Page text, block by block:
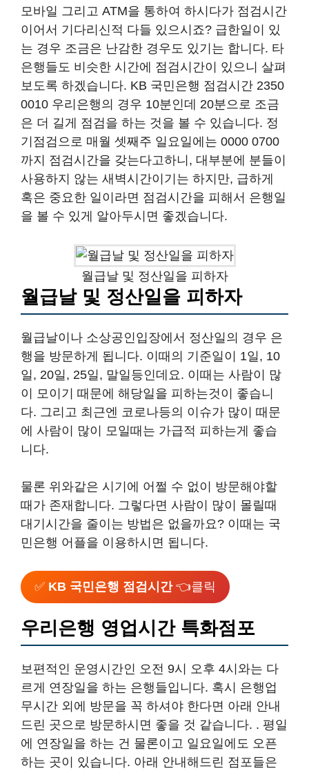
모바일 그리고 ATM을 통하여 하시다가 점검시간
이어서 기다리신적 다들 있으시죠? 급한일이 있
는 경우 조금은 난감한 경우도 있기는 합니다. 타
은행들도 비슷한 시간에 점검시간이 있으니 살펴
보도록 하겠습니다. KB 국민은행 점검시간 2350
0010 우리은행의 경우 10분인데 20분으로 조금
은 더 길게 점검을 하는 것을 볼 수 있습니다. 정
기점검으로 매월 셋째주 일요일에는 0000 0700
까지 점검시간을 갖는다고하니, 대부분에 분들이
사용하지 않는 새벽시간이기는 하지만, 급하게
혹은 중요한 일이라면 점검시간을 피해서 은행일
을 볼 수 있게 알아두시면 좋겠습니다.
월급날 및 정산일을 피하자
월급날 및 정산일을 피하자
월급날이나 소상공인입장에서 정산일의 경우 은
행을 방문하게 됩니다. 이때의 기준일이 1일, 10
일, 20일, 25일, 말일등인데요. 이때는 사람이 많
이 모이기 때문에 해당일을 피하는것이 좋습니
다. 그리고 최근엔 코로나등의 이슈가 많이 때문
에 사람이 많이 모일때는 가급적 피하는게 좋습
니다.
물론 위와같은 시기에 어쩔 수 없이 방문해야할
때가 존재합니다. 그렇다면 사람이 많이 몰릴때
대기시간을 줄이는 방법은 없을까요? 이때는 국
민은행 어플을 이용하시면 됩니다.
✅ KB 국민은행 점검시간👈클릭
우리은행 영업시간 특화점포
보편적인 운영시간인 오전 9시 오후 4시와는 다
르게 연장일을 하는 은행들입니다. 혹시 은행업
무시간 외에 방문을 꼭 하셔야 한다면 아래 안내
드린 곳으로 방문하시면 좋을 것 같습니다. . 평일
에 연장일을 하는 건 물론이고 일요일에도 오픈
하는 곳이 있습니다. 아래 안내해드린 점포들은